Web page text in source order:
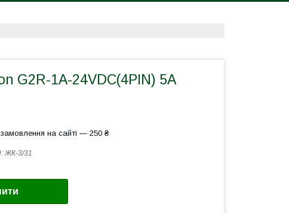
G2R-1A-24VDC(4PIN) 5A
на сайті — 250 ₴
ЖК-3/31